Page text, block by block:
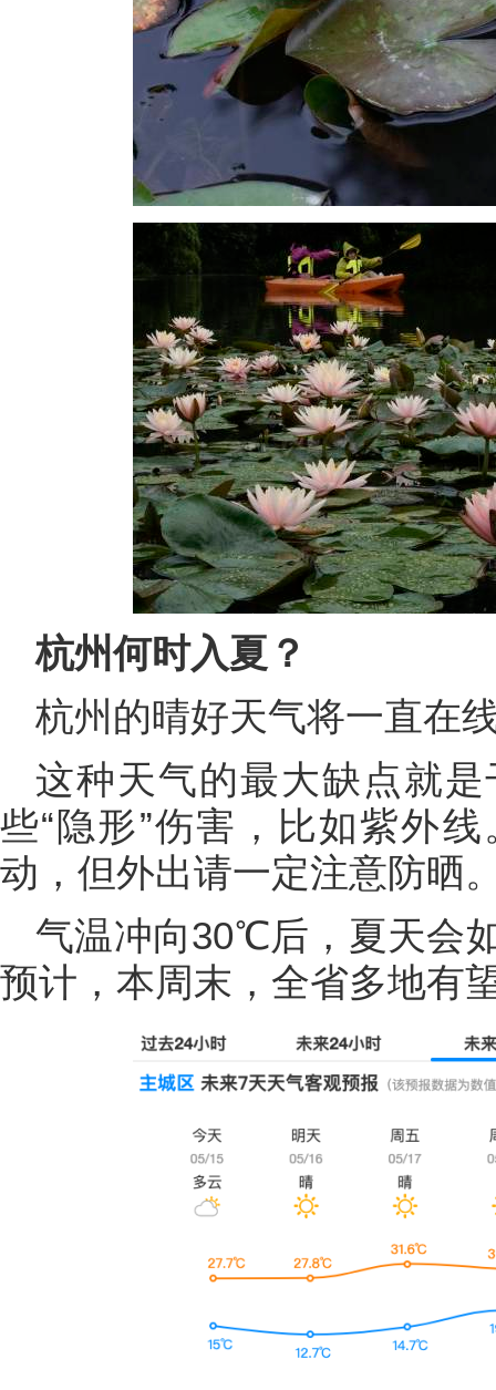
杭州何时入夏？
杭州的晴好天气将一直在
这种天气的最大缺点就
些“隐形”伤害，比如紫外
动，但外出请一定注意防晒
气温冲向30℃后，夏天会
预计，本周末，全省多地有